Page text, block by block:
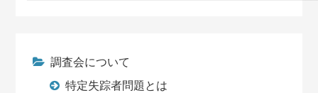
調査会について
特定失踪者問題とは